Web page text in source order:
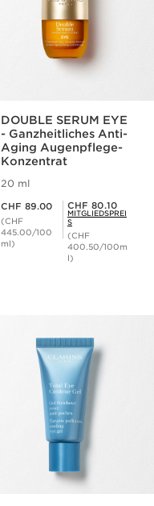
DOUBLE SERUM EYE
- Ganzheitliches Anti-
Aging Augenpflege-
Konzentrat
20 ml
CHF 89.00
(CHF
445.00/100
ml)
Mitgliederpreis CHF 80.10
CHF 80.10
MITGLIEDSPREI
S
(CHF
400.50/100m
l)